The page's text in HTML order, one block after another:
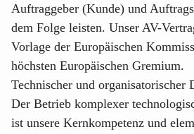
Auftraggeber (Kunde) und
dem Folge leisten. Unser AV-
Vorlage der Europäischen
höchsten Europäischen Gremium.
Technischer und organisatorischer
Der Betrieb komplexer
ist unsere Kernkompetenz und